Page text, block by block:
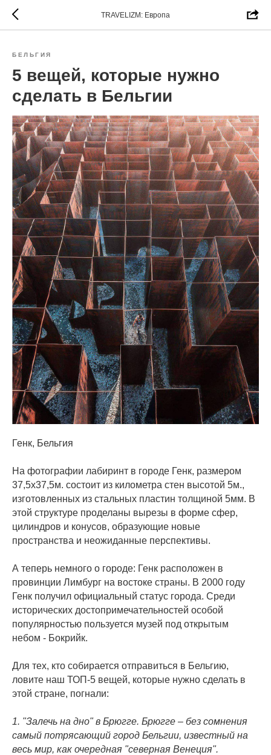
TRAVELIZM: Европа
БЕЛЬГИЯ
5 вещей, которые нужно
сделать в Бельгии
Генк, Бельгия
На фотографии лабиринт в городе Генк, размером
37,5х37,5м. состоит из километра стен высотой 5м.,
изготовленных из стальных пластин толщиной 5мм. В
этой структуре проделаны вырезы в форме сфер,
цилиндров и конусов, образующие новые
пространства и неожиданные перспективы.
А теперь немного о городе: Генк расположен в
провинции Лимбург на востоке страны. В 2000 году
Генк получил официальный статус города. Среди
исторических достопримечательностей особой
популярностью пользуется музей под открытым
небом - Бокрийк.
Для тех, кто собирается отправиться в Бельгию,
ловите наш ТОП-5 вещей, которые нужно сделать в
этой стране, погнали:
1. "Залечь на дно" в Брюгге. Брюгге – без сомнения
самый потрясающий город Бельгии, известный на
весь мир, как очередная "северная Венеция".